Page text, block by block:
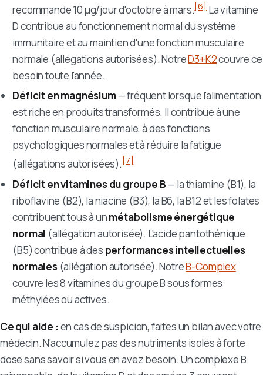
recommande 10 µg/jour d'octobre à mars.[6]La vitamine
D contribue au fonctionnement normal du système
immunitaire et au maintien d'une fonction musculaire
normale (allégations autorisées). NotreD3+K2couvre ce
besoin toute l'année.
Déficit en magnésium— fréquent lorsque l'alimentation
est riche en produits transformés. Il contribue à une
fonction musculaire normale, à des fonctions
psychologiques normales et à réduire la fatigue
(allégations autorisées). [7]
Déficit en vitamines du groupe B— la thiamine (B1), la
riboflavine (B2), la niacine (B3), la B6, la B12 et les folates
contribuent tous à unmétabolisme énergétique
normal (allégation autorisée). L'acide pantothénique
(B5) contribue à des performances intellectuelles
normales(allégation autorisée). NotreB-Complex
couvre les 8 vitamines du groupe B sous formes
méthylées ou actives.
Ce qui aide :en cas de suspicion, faites un bilan avec votre
médecin. N'accumulez pas des nutriments isolés à forte
dose sans savoir si vous en avez besoin. Un complexe B